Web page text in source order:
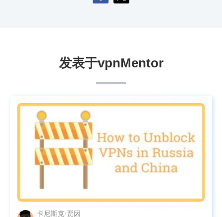
发表于vpnMentor
卡尼斯克·贾因